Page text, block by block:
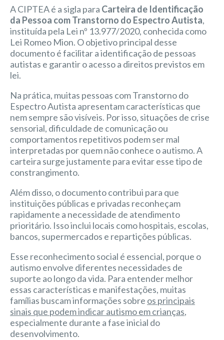
A CIPTEA é a sigla para Carteira de Identificação
da Pessoa com Transtorno do Espectro Autista,
instituída pela Lei nº 13.977/2020, conhecida como
Lei Romeo Mion. O objetivo principal desse
documento é facilitar a identificação de pessoas
autistas e garantir o acesso a direitos previstos em
lei.
Na prática, muitas pessoas com Transtorno do
Espectro Autista apresentam características que
nem sempre são visíveis. Por isso, situações de crise
sensorial, dificuldade de comunicação ou
comportamentos repetitivos podem ser mal
interpretadas por quem não conhece o autismo. A
carteira surge justamente para evitar esse tipo de
constrangimento.
Além disso, o documento contribui para que
instituições públicas e privadas reconheçam
rapidamente a necessidade de atendimento
prioritário. Isso inclui locais como hospitais, escolas,
bancos, supermercados e repartições públicas.
Esse reconhecimento social é essencial, porque o
autismo envolve diferentes necessidades de
suporte ao longo da vida. Para entender melhor
essas características e manifestações, muitas
famílias buscam informações sobre os principais
sinais que podem indicar autismo em crianças,
especialmente durante a fase inicial do
desenvolvimento.